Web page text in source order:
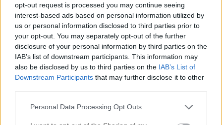
opt-out request is processed you may continue seeing
interest-based ads based on personal information utilized by
us or personal information disclosed to third parties prior to
your opt-out. You may separately opt-out of the further
disclosure of your personal information by third parties on the
IAB’s list of downstream participants. This information may
also be disclosed by us to third parties on the IAB’s List of
Downstream Participants that may further disclose it to other
Personal Data Processing Opt Outs
Sedan tänker jag: